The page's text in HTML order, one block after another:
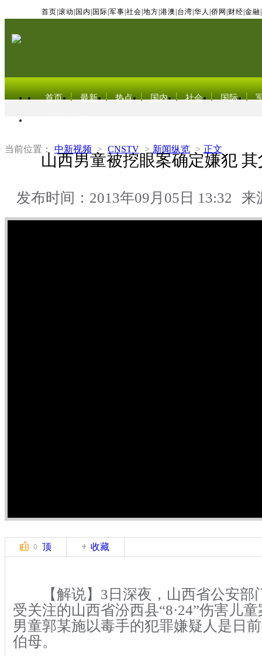
首页 滚动 国内 国际 军事 社会 地方 港澳 台湾 华人 侨网 财经 金融
首页 最新 热点 国内 社会 国际
当前位置： 中新视频 > CNSTV > 新闻纵览 > 正文
山西男童被挖眼案确定嫌犯
发布时间：2013年09月05日 13:32 来
0 顶 收藏
【解说】3日深夜，山西省公安部
受关注的山西省汾西县“8·24”伤害儿
男童郭某施以毒手的犯罪嫌疑人是日
伯母。